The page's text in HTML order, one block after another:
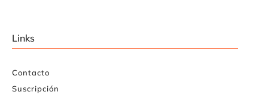
Links
Contacto
Suscripción